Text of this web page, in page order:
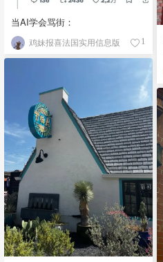
当AI学会骂街：
鸡妹报喜法国实用信息版 1